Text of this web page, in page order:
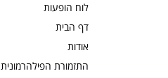
לוח הופעות
דף הבית
אודות
התזמורת הפילהרמונית